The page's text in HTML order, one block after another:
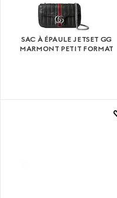
SAC À ÉPAULE JETSET GG
MARMONT PETIT FORMAT